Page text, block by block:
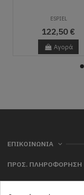
ESPIEL
122,50 €
Αγορά
ΕΠΙΚΟΙΝΩΝΙΑ
ΠΡΟΣ. ΠΛΗΡΟΦΟΡΗΣΗ